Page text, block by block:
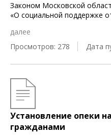
Законом Московской
«О социальной поддержке
далее
Просмотров: 278
Дата
Установление опеки
гражданами